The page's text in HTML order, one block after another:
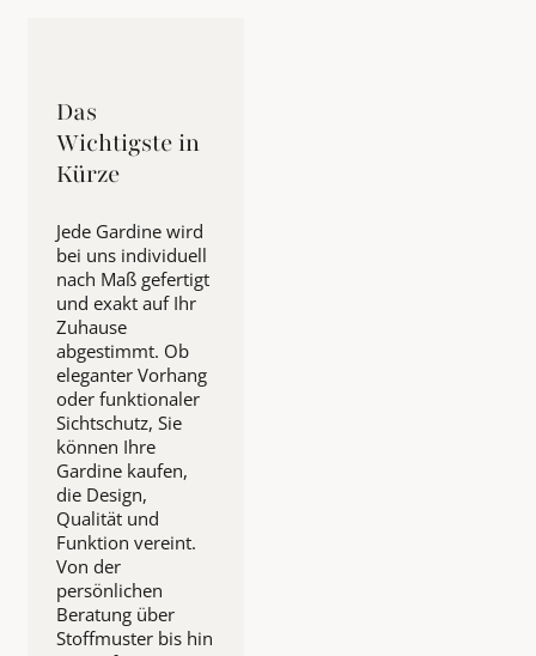
Das
Wichtigste in
Kürze
Jede Gardine wird
bei uns individuell
nach Maß gefertigt
und exakt auf Ihr
Zuhause
abgestimmt. Ob
eleganter Vorhang
oder funktionaler
Sichtschutz, Sie
können Ihre
Gardine kaufen,
die Design,
Qualität und
Funktion vereint.
Von der
persönlichen
Beratung über
Stoffmuster bis hin